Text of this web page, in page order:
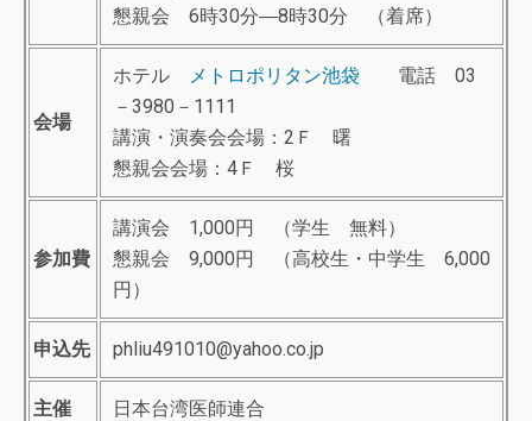
懇親会 6時30分―8時30分 （着席）
会場
ホテル メトロポリタン池袋 電話 03
－3980－1111
講演・演奏会会場：2Ｆ 曙
懇親会会場：4Ｆ 桜
参加費
講演会 1,000円 （学生 無料）
懇親会 9,000円 （高校生・中学生 6,000
円）
申込先 phliu491010@yahoo.co.jp
主催 日本台湾医師連合